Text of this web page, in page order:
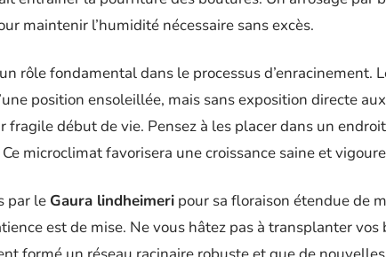
maintenir l’humidité nécessaire sans excès.
rôle fondamental dans le processus d’enracinement.
position ensoleillée, mais sans exposition directe
fragile début de vie. Pensez à les placer dans un
microclimat favorisera une croissance saine et
par le Gaura lindheimeri pour sa floraison étendue de
est de mise. Ne vous hâtez pas à transplanter vos